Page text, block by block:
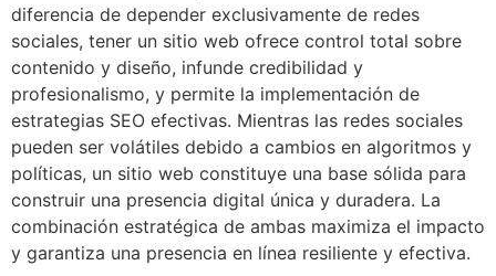
diferencia de depender exclusivamente de redes
sociales, tener un sitio web ofrece control total sobre
contenido y diseño, infunde credibilidad y
profesionalismo, y permite la implementación de
estrategias SEO efectivas. Mientras las redes sociales
pueden ser volátiles debido a cambios en algoritmos y
políticas, un sitio web constituye una base sólida para
construir una presencia digital única y duradera. La
combinación estratégica de ambas maximiza el impacto
y garantiza una presencia en línea resiliente y efectiva.